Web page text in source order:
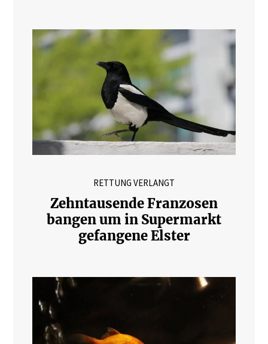
RETTUNG VERLANGT
Zehntausende Franzosen
bangen um in Supermarkt
gefangene Elster